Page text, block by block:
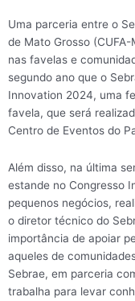
Uma parceria entre o
de Mato Grosso
nas favelas e
segundo ano que o
Innovation 2024, uma
favela, que será
Centro de Eventos do
Além disso, na última
estande no Congresso
pequenos negócios,
o diretor técnico do
importância de apoiar
aqueles de
Sebrae, em parceria
trabalha para levar